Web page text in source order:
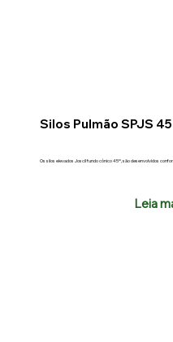
Silos Pulmão SPJS 45
Os silos elevados Joscil fundo cônico 45º, são desenvolvidos
Leia